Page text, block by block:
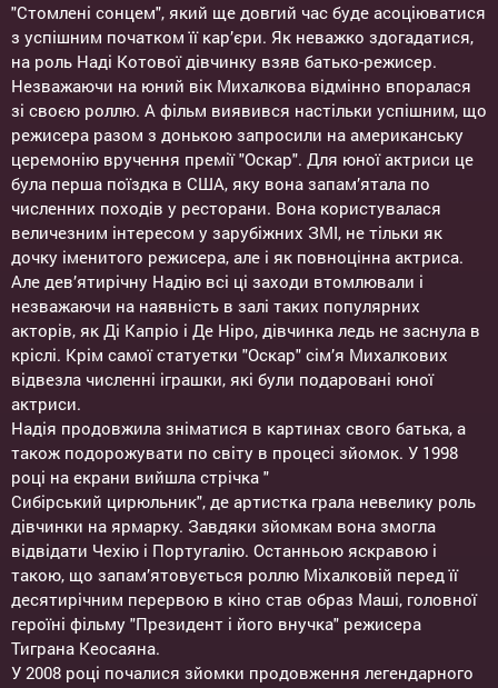
"Стомлені сонцем", який ще довгий час буде асоціюватися
з успішним початком її кар’єри. Як неважко здогадатися,
на роль Наді Котової дівчинку взяв батько-режисер.
Незважаючи на юний вік Михалкова відмінно впоралася
зі своєю роллю. А фільм виявився настільки успішним, що
режисера разом з донькою запросили на американську
церемонію вручення премії "Оскар". Для юної актриси це
була перша поїздка в США, яку вона запам’ятала по
численних походів у ресторани. Вона користувалася
величезним інтересом у зарубіжних ЗМІ, не тільки як
дочку іменитого режисера, але і як повноцінна актриса.
Але дев’ятирічну Надію всі ці заходи втомлювали і
незважаючи на наявність в залі таких популярних
акторів, як Ді Капріо і Де Ніро, дівчинка ледь не заснула в
кріслі. Крім самої статуетки "Оскар" сім’я Михалкових
відвезла численні іграшки, які були подаровані юної
актриси.
Надія продовжила зніматися в картинах свого батька, а
також подорожувати по світу в процесі зйомок. У 1998
році на екрани вийшла стрічка "
Сибірський цирюльник", де артистка грала невелику роль
дівчинки на ярмарку. Завдяки зйомкам вона змогла
відвідати Чехію і Португалію. Останньою яскравою і
такою, що запам’ятовується роллю Міхалковій перед її
десятирічним перервою в кіно став образ Маші, головної
героїні фільму "Президент і його внучка" режисера
Тиграна Кеосаяна.
У 2008 році почалися зйомки продовження легендарного